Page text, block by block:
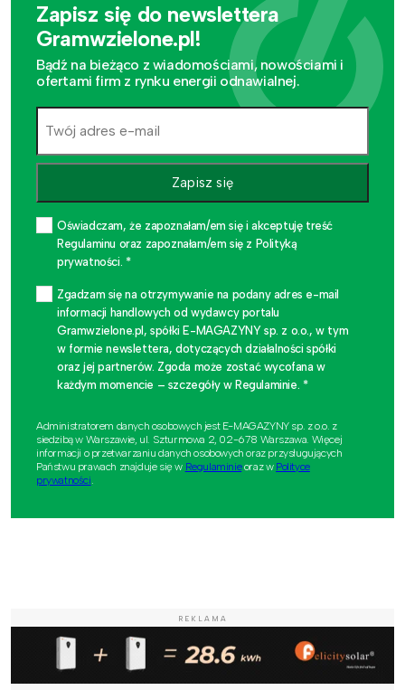
Zapisz się do newslettera
Gramwzielone.pl!
Bądź na bieżąco z wiadomościami, nowościami i
ofertami firm z rynku energii odnawialnej.
Zapisz się
Oświadczam, że zapoznałam/em się i akceptuję treść
Regulaminu oraz zapoznałam/em się z Polityką
prywatności. *
Zgadzam się na otrzymywanie na podany adres e-mail
informacji handlowych od wydawcy portalu
Gramwzielone.pl, spółki E-MAGAZYNY sp. z o.o., w tym
w formie newslettera, dotyczących działalności spółki
oraz jej partnerów. Zgoda może zostać wycofana w
każdym momencie – szczegóły w Regulaminie. *
Administratorem danych osobowych jest E-MAGAZYNY sp. z o.o. z
siedzibą w Warszawie, ul. Szturmowa 2, 02-678 Warszawa. Więcej
informacji o przetwarzaniu danych osobowych oraz przysługujących
Państwu prawach znajduje się w Regulaminieoraz w Polityce
prywatności
REKLAMA